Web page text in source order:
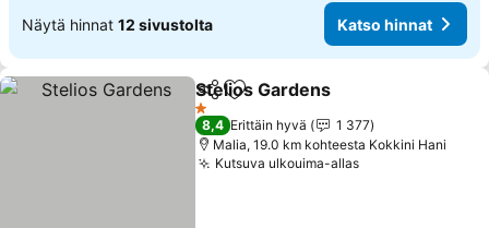
Näytä hinnat 12 sivustolta Katso hinnat
Jaa Lisää suosikkeihin
Stelios Gardens
1 Tähtiluokitus
8,4 Erittäin hyvä
1 377
Malia, 19.0 km kohteesta Kokkini Hani
Kutsuva ulkouima-allasKatso hinnat